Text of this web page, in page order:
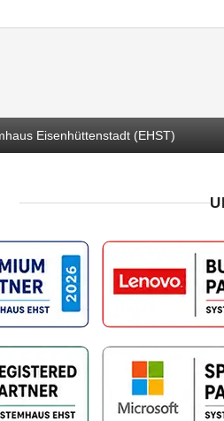
Eisenhüttenstadt (EHST)